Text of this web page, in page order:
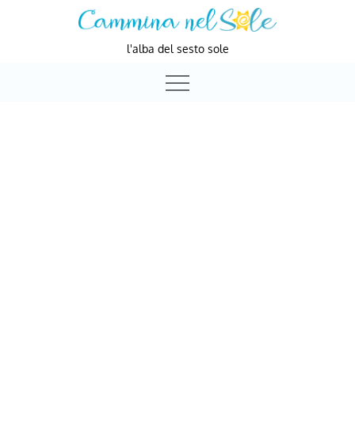
l'alba del sesto sole